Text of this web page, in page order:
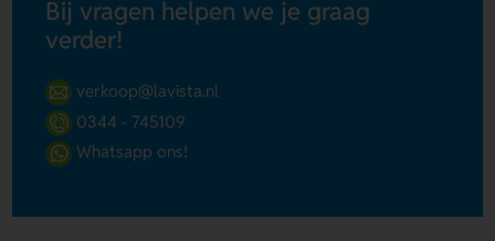
Bij vragen helpen we je graag
verder!
verkoop@lavista.nl
0344 - 745109
Whatsapp ons!